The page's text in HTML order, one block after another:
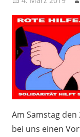
Am Samstag
bei uns einen